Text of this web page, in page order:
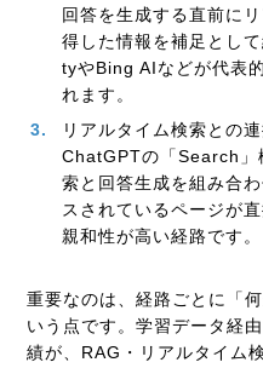
回答を生成する直前に
得した情報を補足とし
tyやBing AIなどが代表
れます。
リアルタイム検索との
ChatGPTの「Search」
索と回答生成を組み合
スされているページが
親和性が高い経路です。
重要なのは、経路ごとに「
いう点です。学習データ経
績が、RAG・リアルタイム